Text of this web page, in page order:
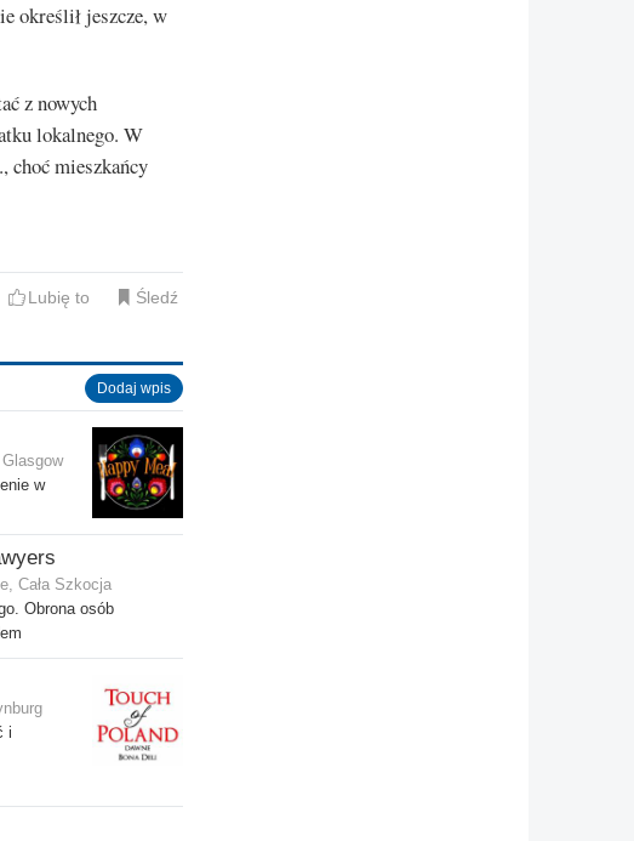
określił jeszcze, w
z nowych
lokalnego. W
choć mieszkańcy
Lubię to Śledź
Dodaj wpis
w
Cała Szkocja
Obrona osób
i